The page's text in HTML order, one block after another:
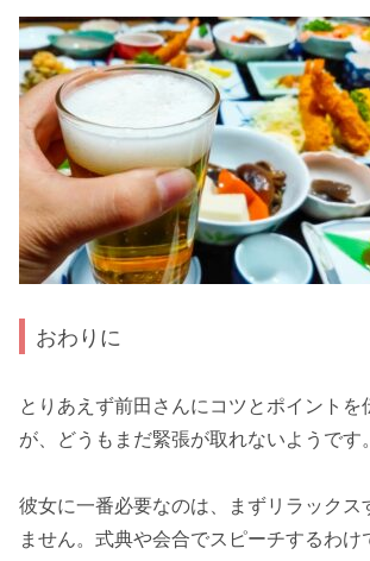
おわりに
とりあえず前田さんに コツとポイント を
が、どうもまだ緊張が取れないようです。
彼女に一番必要なのは、まずリラックス
ません。式典や会合でスピーチするわけ